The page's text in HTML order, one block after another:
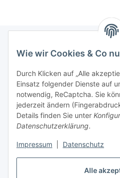
Alle
Wie wir Cookies & Co
Durch Klicken auf „Alle
Einsatz folgender Dienste auf
notwendig, ReCaptcha. Sie
jederzeit ändern
Details finden Sie unter
Datenschutzerklärung.
Impressum Datenschutz
Gesetzliche Informationen
Allgemeiner Hinweis
Bitte beachten Sie die
Bestellung von Chemikalien.
Alle Produkte sind
für den Laborgebrauch geprüft.